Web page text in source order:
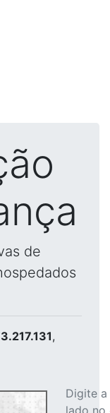
de
,
Digite
lado no